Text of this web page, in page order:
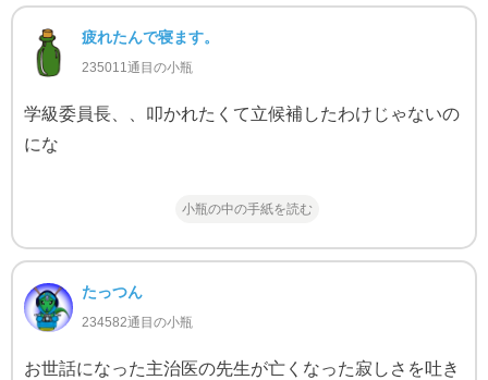
疲れたんで寝ます。
235011通目の小瓶
学級委員長、、叩かれたくて立候補したわけじゃないの
にな
小瓶の中の手紙を読む
たっつん
234582通目の小瓶
お世話になった主治医の先生が亡くなった寂しさを吐き